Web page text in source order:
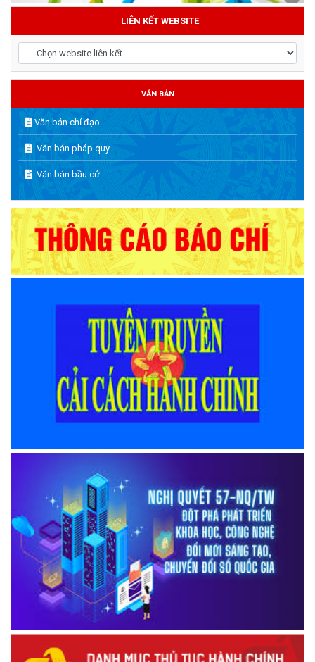
LIÊN KẾT WEBSITE
VĂN BẢN
Văn bản chỉ đạo
Văn bản pháp quy
Văn bản bầu cử